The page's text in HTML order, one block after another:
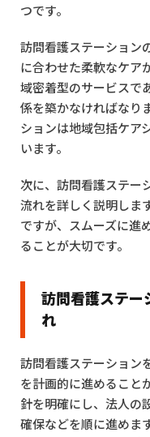
つです。
訪問看護ステーション
に合わせた柔軟なケア
域密着型のサービスで
係を築かなければなり
ションは地域包括ケア
います。
次に、訪問看護ステー
流れを詳しく説明しま
ですが、スムーズに進
ることが大切です。
訪問看護ステー
れ
訪問看護ステーション
を計画的に進めること
針を明確にし、法人の
確保などを順に進めま